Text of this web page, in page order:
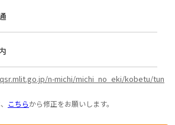
n-michi/michi_no_eki/kobetu/tun
こちらから修正をお願いします。